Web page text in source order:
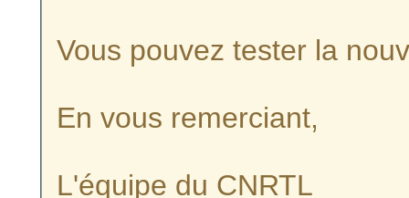
Vous pouvez tester la
En vous remerciant,
L'équipe du CNRTL